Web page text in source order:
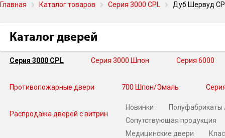
Главная Каталог товаров Серия 3000 CPL Дуб Шервуд
Каталог дверей
Серия 3000 CPL Серия 3000 Шпон Серия 6000
Противопожарные двери 700 Шпон/Эмаль
Распродажа дверей с витрин
Новинки
Сопутствующая продукция
Медицинские двери